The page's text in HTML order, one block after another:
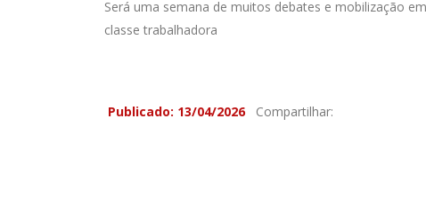
Será uma semana de muitos debates e mobilização
classe trabalhadora
Publicado: 13/04/2026Compartilhar: